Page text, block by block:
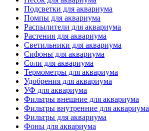
Подсветки для аквариума
Помпы для аквариума
Распылители для аквариума
Растения для аквариума
Светильники для аквариума
Сифоны для аквариума
Соли для аквариума
Термометры для аквариума
Удобрения для аквариума
УФ для аквариума
Фильтры внешние для аквариума
Фильтры внутренние для аквариума
Фильтры для аквариума
Фоны для аквариума